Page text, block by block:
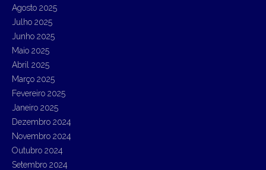
r
Agosto 2025
Julho 2025
Junho 2025
Maio 2025
Abril 2025
Março 2025
Fevereiro 2025
Janeiro 2025
Dezembro 2024
Novembro 2024
Outubro 2024
Setembro 2024